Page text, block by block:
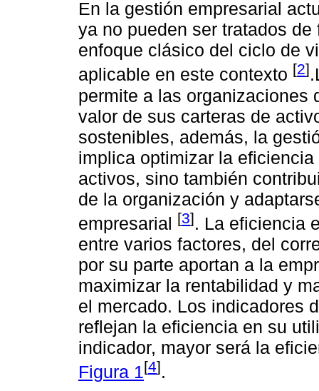
En la gestión empresarial
ya no pueden ser tratados
enfoque clásico del ciclo de
aplicable en este contexto [2]
permite a las organizaciones
valor de sus carteras de
sostenibles, además, la
implica optimizar la
activos, sino también
de la organización y
empresarial [3]. La eficiencia
entre varios factores, del
por su parte aportan a la
maximizar la rentabilidad y
el mercado. Los indicadores
reflejan la eficiencia en su
indicador, mayor será la
Figura 1[4].